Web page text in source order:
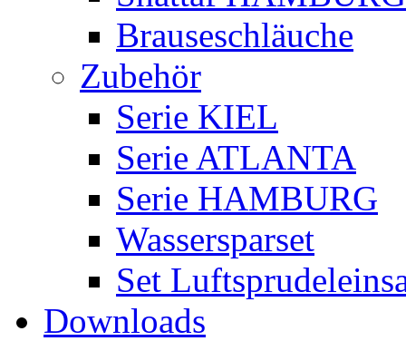
Brauseschläuche
Zubehör
Serie KIEL
Serie ATLANTA
Serie HAMBURG
Wassersparset
Set
Downloads